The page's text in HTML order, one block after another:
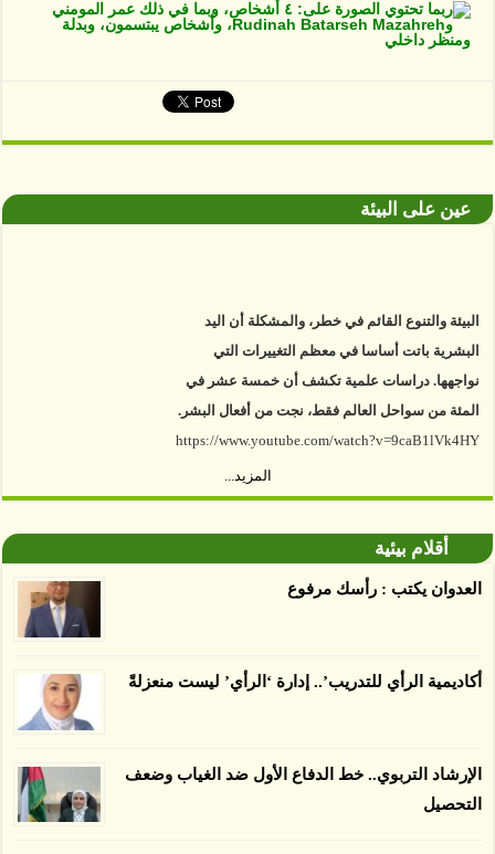
عين على البيئة
البيئة والتنوع القائم في خطر، والمشكلة أن اليد
البشرية باتت أساسا في معظم التغييرات التي
نواجهها. دراسات علمية تكشف أن خمسة عشر في
المئة من سواحل العالم فقط، نجت من أفعال البشر.
توصل العلماء إلى أن غابات زيت النخيل التي تم
الأرض غير المعتمدة، وذلك حسب دراسة كشفت
يسبب الدمار. وكشفت الدراسة فقدان المناطق
بينما فقدت المناطق غير المعتمدة 34 في المئة، وفقاً
المزيد...
أقلام بيئية
العدوان يكتب : رأسك مرفوع
أكاديمية الرأي للتدريب’.. إدارة ‘الرأي’ ليست منعزلةً
الإرشاد التربوي.. خط الدفاع الأول ضد الغياب وضعف
التحصيل